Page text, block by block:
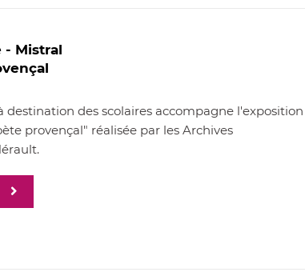
- Mistral
destination des scolaires accompagne l'exposition
provençal" réalisée par les Archives